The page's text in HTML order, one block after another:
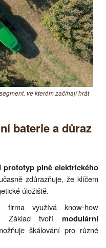
ve kterém začínají hrát
baterie a důraz
prototyp plně elektrického
zdůrazňuje, že klíčem
úložiště.
firma využívá know-how
Základ tvořímodulární
škálování pro různé